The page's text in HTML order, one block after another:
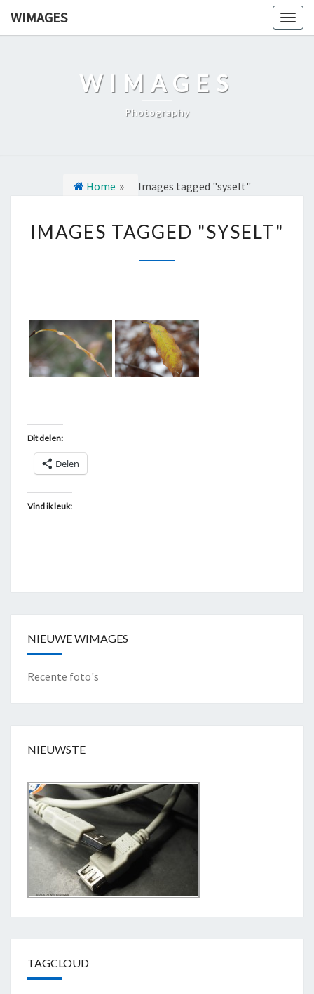
GaWIMAGES
WIMAGES
Photography
Home » Images tagged "syselt"
M
T
A
G
IMAGES TAGGED "SYSELT"
Dit delen:
Delen
Vind ik leuk:
NIEUWE WIMAGES
Recente foto's
NIEUWSTE
TAGCLOUD